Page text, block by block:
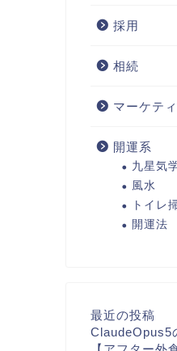
採用
相続
マーケテ
開運系
九星気
風水
トイレ
開運法
最近の投稿
ClaudeOpus5